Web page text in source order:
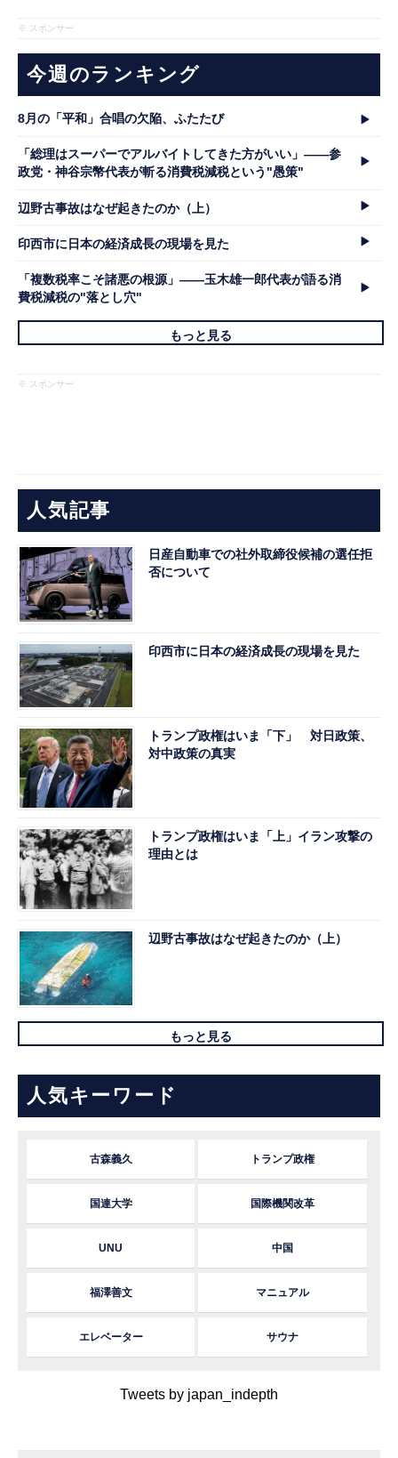
※ スポンサー
今週のランキング
8月の「平和」合唱の欠陥、ふたたび
「総理はスーパーでアルバイトしてきた方がいい」――参
政党・神谷宗幣代表が斬る消費税減税という"愚策"
辺野古事故はなぜ起きたのか（上）
印西市に日本の経済成長の現場を見た
「複数税率こそ諸悪の根源」――玉木雄一郎代表が語る消
費税減税の"落とし穴"
もっと見る
※ スポンサー
人気記事
日産自動車での社外取締役候補の選任拒
否について
印西市に日本の経済成長の現場を見た
トランプ政権はいま「下」 対日政策、
対中政策の真実
トランプ政権はいま「上」イラン攻撃の
理由とは
辺野古事故はなぜ起きたのか（上）
もっと見る
人気キーワード
古森義久 トランプ政権
国連大学 国際機関改革
UNU 中国
福澤善文 マニュアル
エレベーター サウナ
Tweets by japan_indepth